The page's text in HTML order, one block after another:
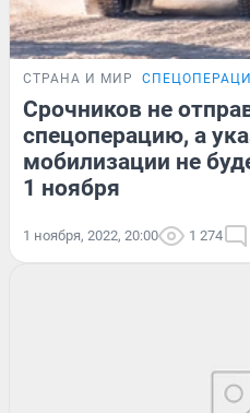
СТРАНА И МИР
Срочников не
спецоперацию, а
мобилизации не
1 ноября
1 ноября, 2022, 20:00 1 274